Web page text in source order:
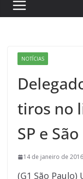
NOTÍCIAS
tiros no
SP e
14 de janeiro de 2016
(G1 São